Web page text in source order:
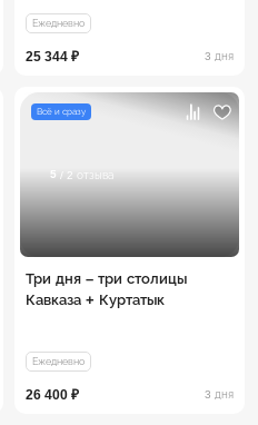
Ежедневно
25 344 ₽ 3 дня
Всё и сразу
5 / 2 отзыва
Три дня – три столицы
Кавказа + Куртатык
Ежедневно
26 400 ₽ 3 дня